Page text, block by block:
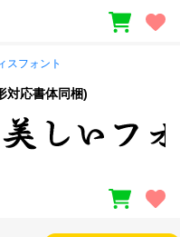
スフォント
対応書体同梱)